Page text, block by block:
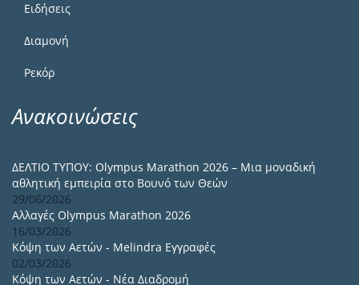
Ειδήσεις
Διαμονή
Ρεκόρ
Ανακοινώσεις
ΔΕΛΤΙΟ ΤΥΠΟΥ: Olympus Marathon 2026 – Μια μοναδική
αθλητική εμπειρία στο Βουνό των Θεών
29/06/2026
Αλλαγές Olympus Marathon 2026
16/03/2026
Κόψη των Αετών - Melindra Εγγραφές
02/03/2026
Κόψη των Αετών - Νέα Διαδρομή